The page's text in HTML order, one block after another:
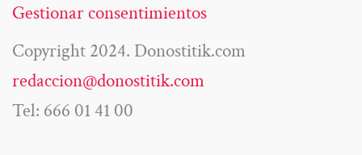
Gestionar consentimientos
Copyright 2024. Donostitik.com
redaccion@donostitik.com
Tel: 666 01 41 00